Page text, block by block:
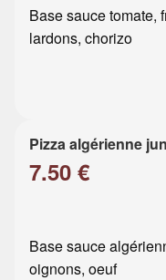
Base sauce tomate,
lardons, chorizo
Pizza algérienne
7.50 €
Base sauce
oignons, oeuf